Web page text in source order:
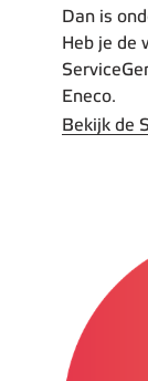
Dan is
Heb je de
Eneco.
Bekijk de